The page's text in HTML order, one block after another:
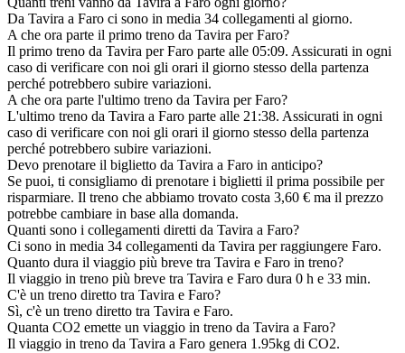
Da Tavira a Faro ci sono in media 34 collegamenti al giorno.
A che ora parte il primo treno da Tavira per Faro?
Il primo treno da Tavira per Faro parte alle 05:09. Assicurati in ogni
caso di verificare con noi gli orari il giorno stesso della partenza
perché potrebbero subire variazioni.
A che ora parte l'ultimo treno da Tavira per Faro?
L'ultimo treno da Tavira a Faro parte alle 21:38. Assicurati in ogni
caso di verificare con noi gli orari il giorno stesso della partenza
perché potrebbero subire variazioni.
Devo prenotare il biglietto da Tavira a Faro in anticipo?
Se puoi, ti consigliamo di prenotare i biglietti il prima possibile per
risparmiare. Il treno che abbiamo trovato costa 3,60 € ma il prezzo
potrebbe cambiare in base alla domanda.
Quanti sono i collegamenti diretti da Tavira a Faro?
Ci sono in media 34 collegamenti da Tavira per raggiungere Faro.
Quanto dura il viaggio più breve tra Tavira e Faro in treno?
Il viaggio in treno più breve tra Tavira e Faro dura 0 h e 33 min.
C'è un treno diretto tra Tavira e Faro?
Sì, c'è un treno diretto tra Tavira e Faro.
Quanta CO2 emette un viaggio in treno da Tavira a Faro?
Il viaggio in treno da Tavira a Faro genera 1.95kg di CO2.